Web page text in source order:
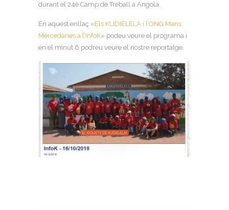
durant el 24è Camp de Treball a Angola.
En aquest enllaç «Els KUDIELELA i l’ONG Mans
Mercedàries a l’InfoK» podeu veure el programa i
en el minut 6 podreu veure el nostre reportatge.